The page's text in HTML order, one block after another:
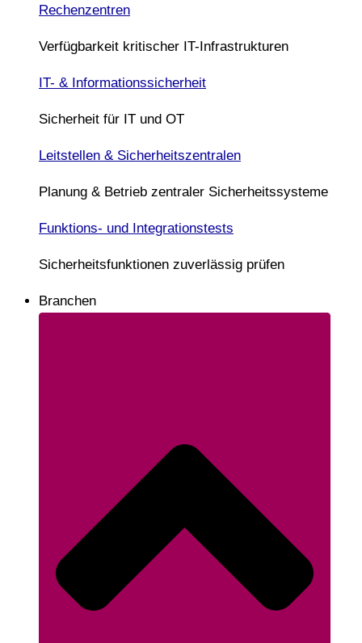
Rechenzentren
Verfügbarkeit kritischer IT-Infrastrukturen
IT- & Informationssicherheit
Sicherheit für IT und OT
Leitstellen & Sicherheitszentralen
Planung & Betrieb zentraler Sicherheitssysteme
Funktions- und Integrationstests
Sicherheitsfunktionen zuverlässig prüfen
Branchen